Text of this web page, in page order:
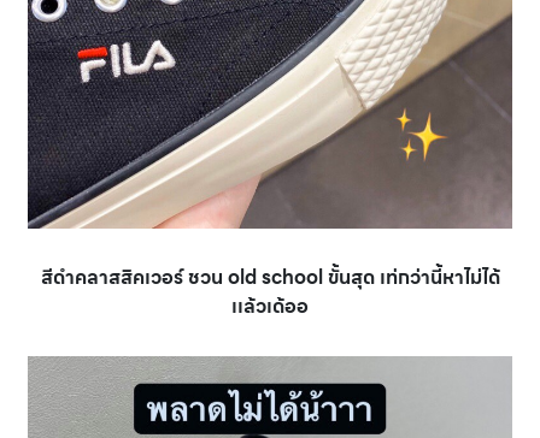
สีดำคลาสสิคเวอร์ ชวน old school ขั้นสุด เท่กว่านี้หาไม่ได้
เเล้วเด้ออ